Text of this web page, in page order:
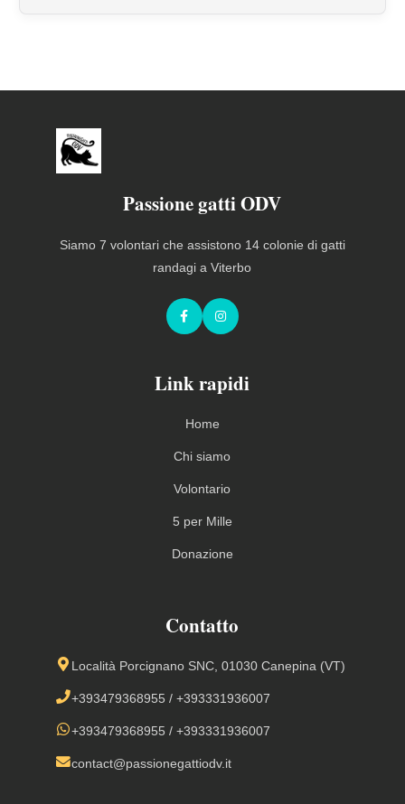
Passione gatti ODV
Siamo 7 volontari che assistono 14 colonie di gatti
randagi a Viterbo
FacebookInstagram
Link rapidi
Home
Chi siamo
Volontario
5 per Mille
Donazione
Contatto
Località Porcignano SNC, 01030 Canepina (VT)
+393479368955 /+393331936007
+393479368955 /+393331936007
contact@passionegattiodv.it